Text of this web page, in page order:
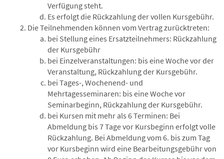
Verfügung steht.
Es erfolgt die Rückzahlung der vollen Kursgebühr.
Die Teilnehmenden können vom Vertrag zurücktreten:
bei Stellung eines Ersatzteilnehmers: Rückzahlung
der Kursgebühr
bei Einzelveranstaltungen: bis eine Woche vor der
Veranstaltung, Rückzahlung der Kursgebühr.
bei Tages-, Wochenend- und
Mehrtagesseminaren: bis eine Woche vor
Seminarbeginn, Rückzahlung der Kursgebühr.
bei Kursen mit mehr als 6 Terminen: Bei
Abmeldung bis 7 Tage vor Kursbeginn erfolgt volle
Rückzahlung. Bei Abmeldung vom 6. bis zum Tag
vor Kursbeginn wird eine Bearbeitungsgebühr von